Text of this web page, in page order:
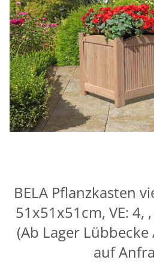
BELA Pflanzkasten
51x51x51cm, VE: 4,
(Ab Lager
auf